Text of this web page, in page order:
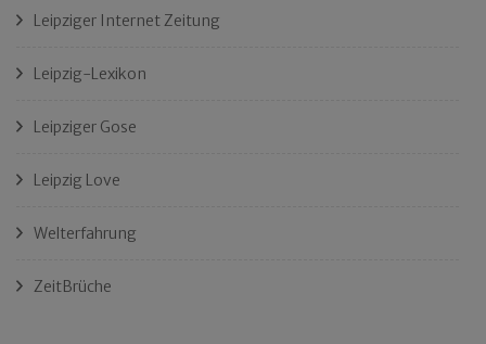
Leipziger Internet Zeitung
Leipzig-Lexikon
Leipziger Gose
Leipzig Love
Welterfahrung
ZeitBrüche